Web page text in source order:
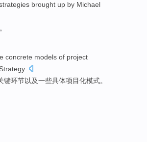
brought up by Michael
。
concrete models of project
Strategy.
键环节以及一些具体项目化模式。